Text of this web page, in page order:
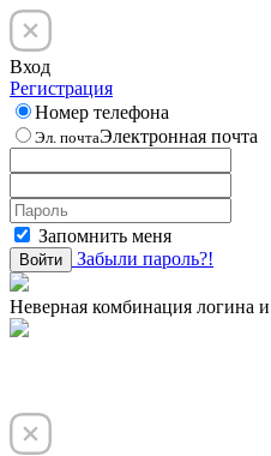
Вход
Регистрация
Номер телефона
Эл. почтаЭлектронная почта
Запомнить меня
Войти Забыли пароль?!
Неверная комбинация логина